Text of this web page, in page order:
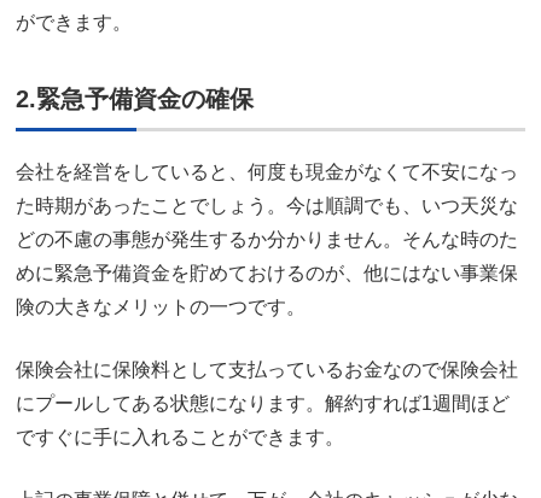
ができます。
2.緊急予備資金の確保
会社を経営をしていると、何度も現金がなくて不安になっ
た時期があったことでしょう。今は順調でも、いつ天災な
どの不慮の事態が発生するか分かりません。そんな時のた
めに緊急予備資金を貯めておけるのが、他にはない事業保
険の大きなメリットの一つです。
保険会社に保険料として支払っているお金なので保険会社
にプールしてある状態になります。解約すれば1週間ほど
ですぐに手に入れることができます。